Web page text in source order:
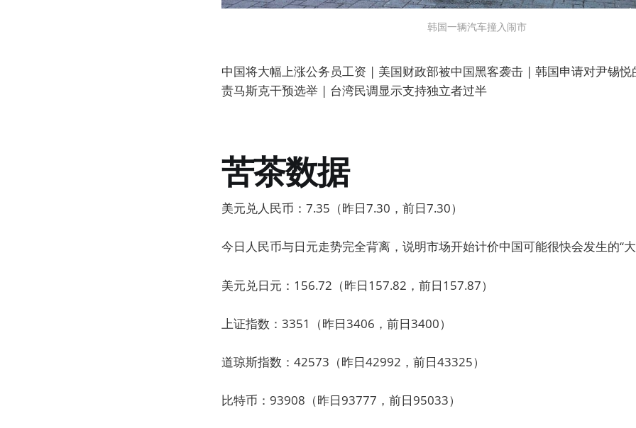
韩国一辆汽车撞入闹市
中国将大幅上涨公务员工资 | 美国财政部被中国黑客袭击 | 韩国申请对尹锡
责马斯克干预选举 | 台湾民调显示支持独立者过半
苦茶数据
美元兑人民币：7.35（昨日7.30，前日7.30）
今日人民币与日元走势完全背离，说明市场开始计价中国可能很快会发生的“
美元兑日元：156.72（昨日157.82，前日157.87）
上证指数：3351（昨日3406，前日3400）
道琼斯指数：42573（昨日42992，前日43325）
比特币：93908（昨日93777，前日95033）